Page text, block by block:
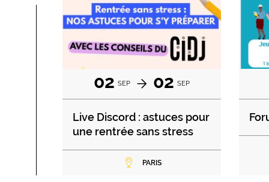
02 SEP 02 SEP
Live Discord : astuces pour
une rentrée sans stress
PARIS